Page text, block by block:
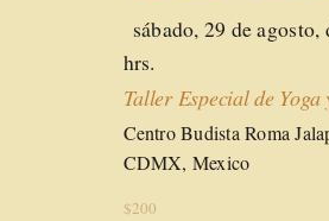
Destacado
sábado, 29 de
hrs.
Taller Especial de
Centro Budista Roma
CDMX, Mexico
$200